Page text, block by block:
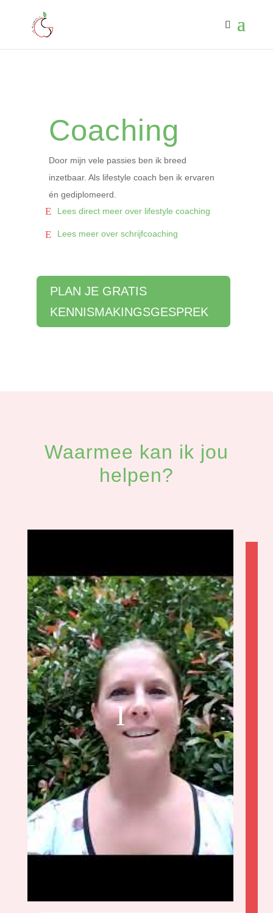
Coaching
Door mijn vele passies ben ik breed
inzetbaar. Als lifestyle coach ben ik ervaren
én gediplomeerd.
Lees direct meer over lifestyle coaching
Lees meer over schrijfcoaching
PLAN JE GRATIS
KENNISMAKINGSGESPREK
Waarmee kan ik jou
helpen?